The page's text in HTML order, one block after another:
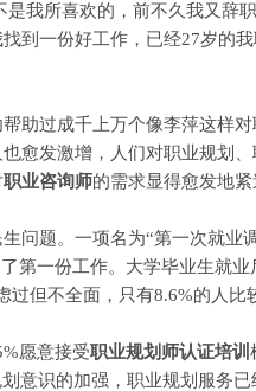
我所喜欢的，前不久我又辞
到一份好工作，已经27岁的
助过成千上万个像李萍这样
愈发激增，人们对职业规划
职业咨询师的需求显得愈发地紧
题。一项名为“第一次就业
第一份工作。大学毕业生就
但不全面，只有8.6%的人比
愿意接受职业规划师认证培训
意识的加强，职业规划服务